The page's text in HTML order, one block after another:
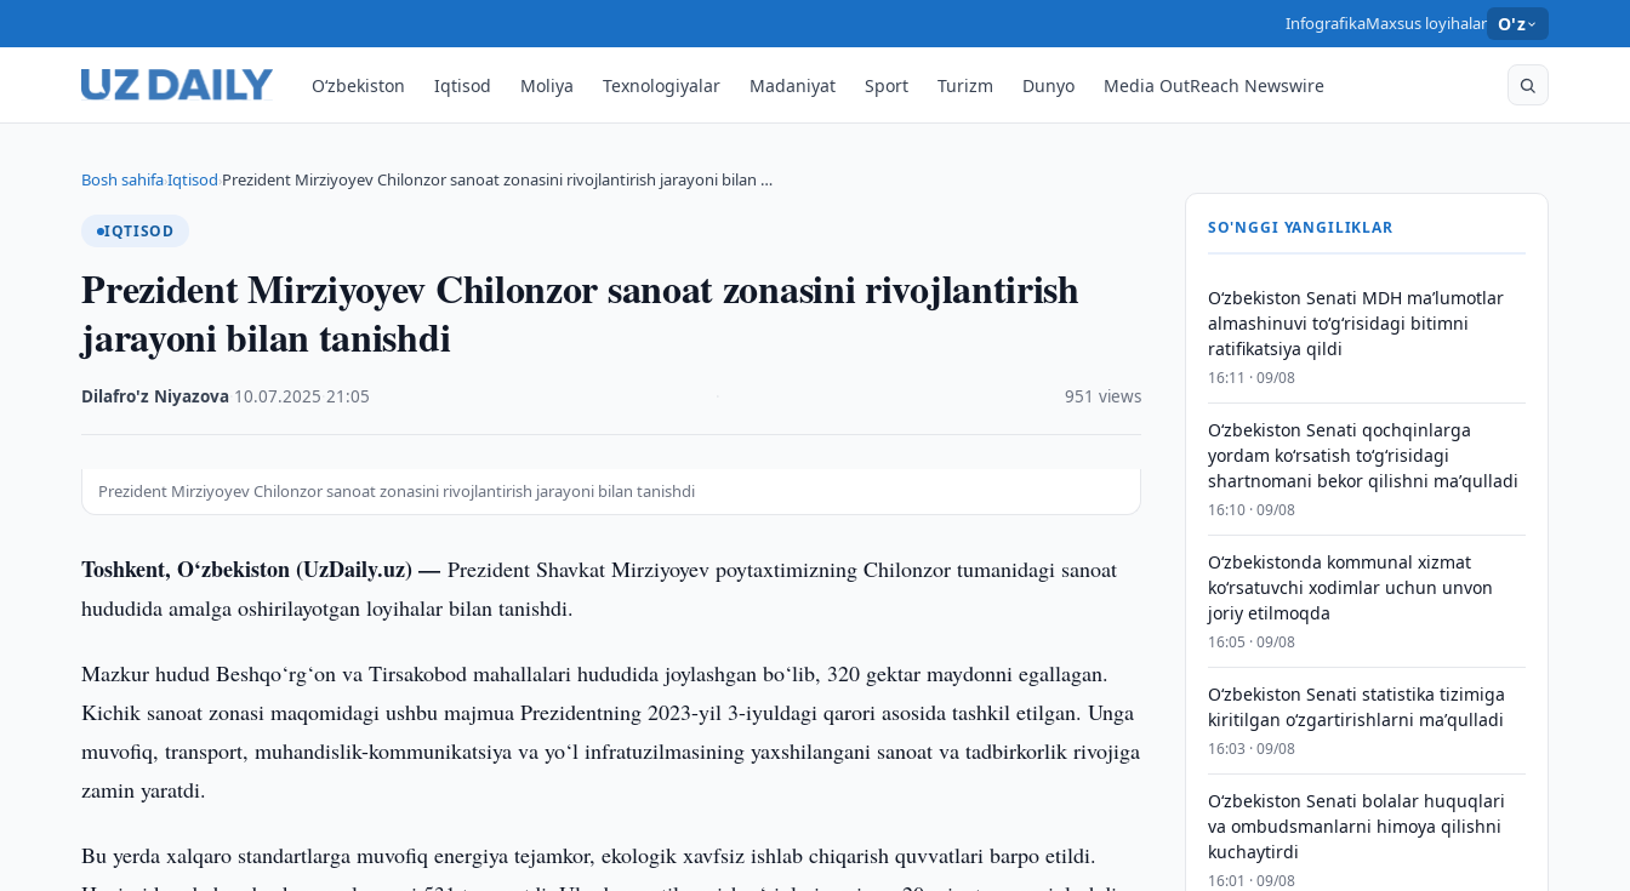
InfografikaMaxsus loyihalar O'z
O‘zbekiston Iqtisod Moliya Texnologiyalar Madaniyat Sport Turizm Dunyo Media OutReach Newswire
Bosh sahifa›Iqtisod›Prezident Mirziyoyev Chilonzor sanoat zonasini rivojlantirish jarayoni bilan …
IQTISOD
Prezident Mirziyoyev Chilonzor sanoat zonasini rivojlantirish
jarayoni bilan tanishdi
Dilafro'z Niyazova 10.07.2025 ·21:05 951 views
Prezident Mirziyoyev Chilonzor sanoat zonasini rivojlantirish jarayoni bilan tanishdi
Toshkent, O‘zbekiston (UzDaily.uz) —Prezident Shavkat Mirziyoyev poytaxtimizning Chilonzor tumanidagi sanoat
hududida amalga oshirilayotgan loyihalar bilan tanishdi.
Mazkur hudud Beshqo‘rg‘on va Tirsakobod mahallalari hududida joylashgan bo‘lib, 320 gektar maydonni egallagan.
Kichik sanoat zonasi maqomidagi ushbu majmua Prezidentning 2023-yil 3-iyuldagi qarori asosida tashkil etilgan. Unga
muvofiq, transport, muhandislik-kommunikatsiya va yo‘l infratuzilmasining yaxshilangani sanoat va tadbirkorlik rivojiga
zamin yaratdi.
Bu yerda xalqaro standartlarga muvofiq energiya tejamkor, ekologik xavfsiz ishlab chiqarish quvvatlari barpo etildi.
SO'NGGI YANGILIKLAR
Oʻzbekiston Senati MDH maʼlumotlar
almashinuvi toʻgʻrisidagi bitimni
ratifikatsiya qildi
16:11 · 09/08
Oʻzbekiston Senati qochqinlarga
yordam koʻrsatish toʻgʻrisidagi
shartnomani bekor qilishni maʼqulladi
16:10 · 09/08
Oʻzbekistonda kommunal xizmat
koʻrsatuvchi xodimlar uchun unvon
joriy etilmoqda
16:05 · 09/08
Oʻzbekiston Senati statistika tizimiga
kiritilgan oʻzgartirishlarni maʼqulladi
16:03 · 09/08
Oʻzbekiston Senati bolalar huquqlari
va ombudsmanlarni himoya qilishni
kuchaytirdi
16:01 · 09/08